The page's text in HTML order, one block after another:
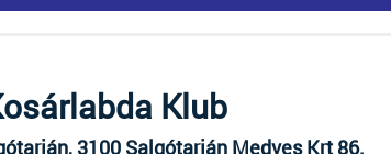
Klub
3100 Salgótarján Medves Krt 86.